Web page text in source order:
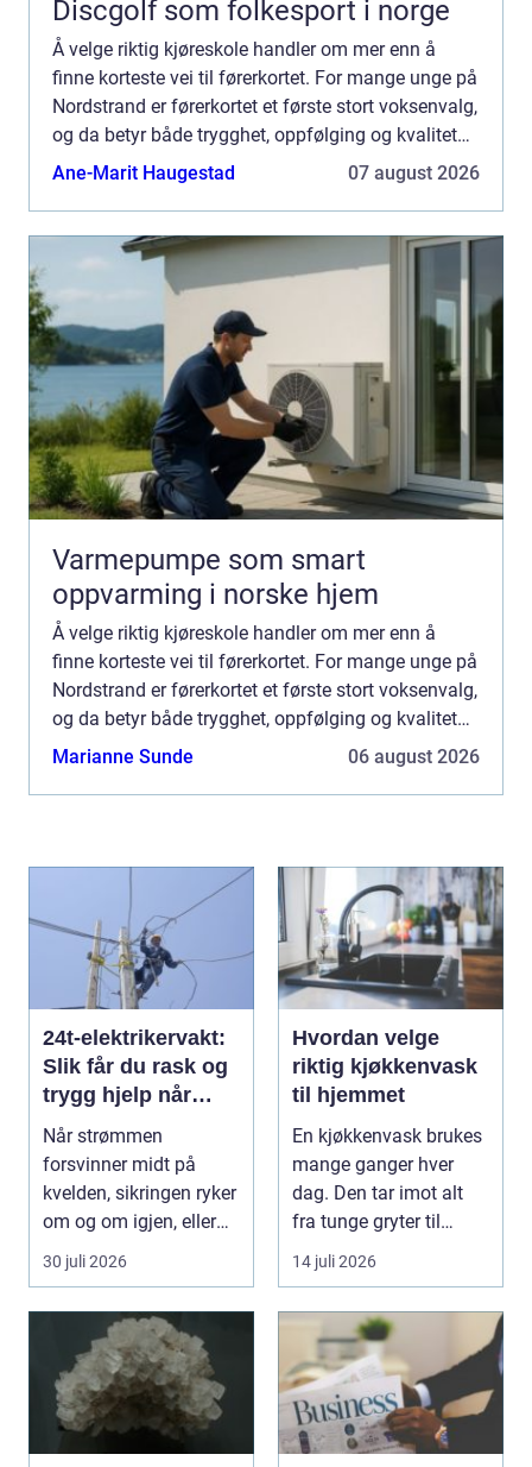
Discgolf som folkesport i norge
Å velge riktig kjøreskole handler om mer enn å
finne korteste vei til førerkortet. For mange unge på
Nordstrand er førerkortet et første stort voksenvalg,
og da betyr både trygghet, oppfølging og kvalitet
mye. En Kjøreskole Nordstrand som kjenner nær...
Ane-Marit Haugestad 07 august 2026
Varmepumpe som smart
oppvarming i norske hjem
Å velge riktig kjøreskole handler om mer enn å
finne korteste vei til førerkortet. For mange unge på
Nordstrand er førerkortet et første stort voksenvalg,
og da betyr både trygghet, oppfølging og kvalitet
mye. En Kjøreskole Nordstrand som kjenner nær...
Marianne Sunde 06 august 2026
24t-elektrikervakt:
Slik får du rask og
trygg hjelp når
strømmen svikter
Når strømmen
forsvinner midt på
kvelden, sikringen ryker
om og om igjen, eller
de...
30 juli 2026
Hvordan velge
riktig kjøkkenvask
til hjemmet
En kjøkkenvask brukes
mange ganger hver
dag. Den tar imot alt
fra tunge gryter til
skarpe kniver og ...
14 juli 2026